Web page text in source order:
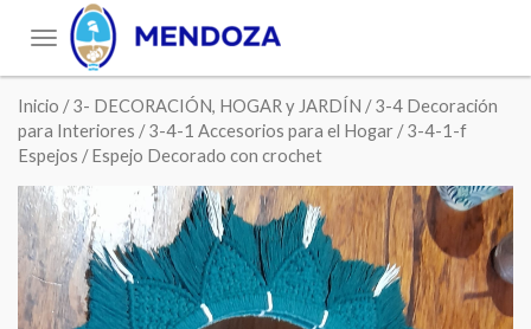
Toggle
navigation
Inicio /3- DECORACIÓN, HOGAR y JARDÍN /3-4 Decoración
para Interiores /3-4-1 Accesorios para el Hogar /3-4-1-f
Espejos / Espejo Decorado con crochet